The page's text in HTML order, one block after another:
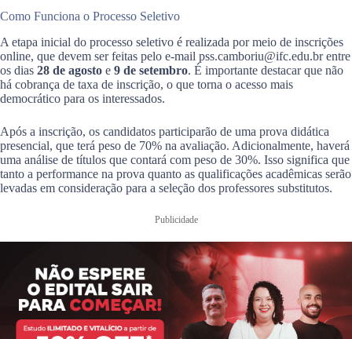
Como Funciona o Processo Seletivo
A etapa inicial do processo seletivo é realizada por meio de inscrições
online, que devem ser feitas pelo e-mail pss.camboriu@ifc.edu.brentre
os dias 28 de agosto e 9 de setembro. É importante destacar que não
há cobrança de taxa de inscrição, o que torna o acesso mais
democrático para os interessados.
Após a inscrição, os candidatos participarão de uma prova didática
presencial, que terá peso de 70% na avaliação. Adicionalmente, haverá
uma análise de títulos que contará com peso de 30%. Isso significa que
tanto a performance na prova quanto as qualificações acadêmicas serão
levadas em consideração para a seleção dos professores substitutos.
Publicidade